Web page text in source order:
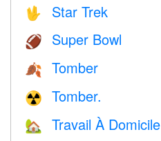
🖖 Star Trek
🏈 Super Bowl
🍂 Tomber
☢️ Tomber.
🏡 Travail À Domicile